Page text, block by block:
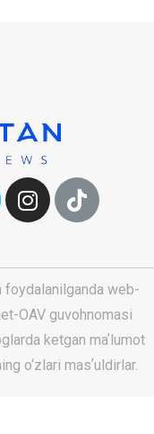
foydalanilganda web-
OAV guvohnomasi
ketgan maʼlumot
o‘zlari masʼuldirlar.